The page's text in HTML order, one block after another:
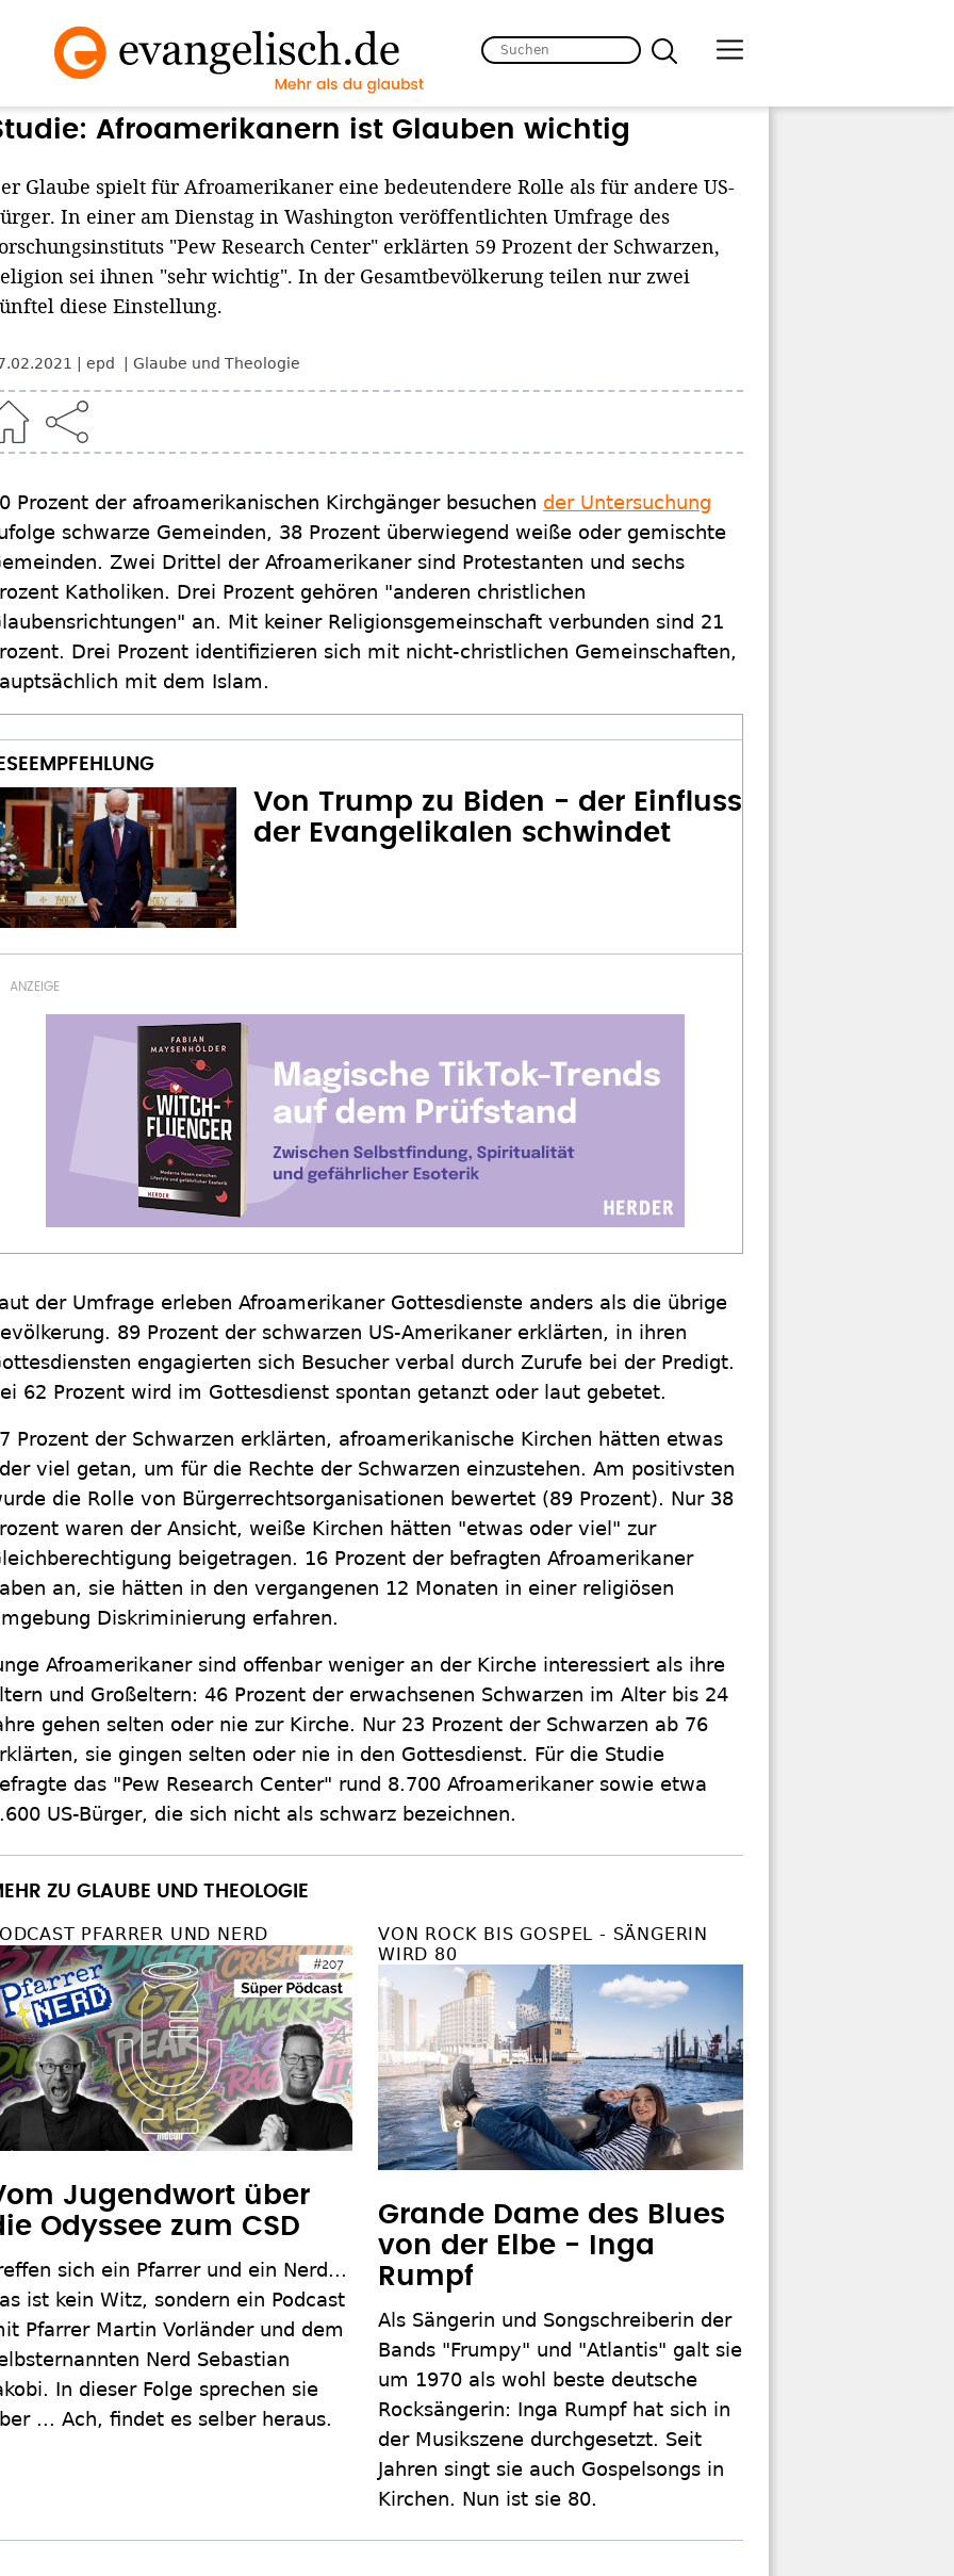
Afroamerikanern ist Glauben wichtig
Glaube spielt für Afroamerikaner eine bedeutendere Rolle als für andere US-
In einer am Dienstag in Washington veröffentlichten Umfrage des
"Pew Research Center" erklärten 59 Prozent der Schwarzen,
sei ihnen "sehr wichtig". In der Gesamtbevölkerung teilen nur zwei
diese Einstellung.
epd Glaube und Theologie
Prozent der afroamerikanischen Kirchgänger besuchen der Untersuchung
schwarze Gemeinden, 38 Prozent überwiegend weiße oder gemischte
Zwei Drittel der Afroamerikaner sind Protestanten und sechs
Katholiken. Drei Prozent gehören "anderen christlichen
an. Mit keiner Religionsgemeinschaft verbunden sind 21
Drei Prozent identifizieren sich mit nicht-christlichen Gemeinschaften,
mit dem Islam.
Von Trump zu Biden - der Einfluss
der Evangelikalen schwindet
der Umfrage erleben Afroamerikaner Gottesdienste anders als die übrige
89 Prozent der schwarzen US-Amerikaner erklärten, in ihren
engagierten sich Besucher verbal durch Zurufe bei der Predigt.
62 Prozent wird im Gottesdienst spontan getanzt oder laut gebetet.
Prozent der Schwarzen erklärten, afroamerikanische Kirchen hätten etwas
viel getan, um für die Rechte der Schwarzen einzustehen. Am positivsten
die Rolle von Bürgerrechtsorganisationen bewertet (89 Prozent). Nur 38
waren der Ansicht, weiße Kirchen hätten "etwas oder viel" zur
beigetragen. 16 Prozent der befragten Afroamerikaner
an, sie hätten in den vergangenen 12 Monaten in einer religiösen
Diskriminierung erfahren.
Afroamerikaner sind offenbar weniger an der Kirche interessiert als ihre
und Großeltern: 46 Prozent der erwachsenen Schwarzen im Alter bis 24
gehen selten oder nie zur Kirche. Nur 23 Prozent der Schwarzen ab 76
sie gingen selten oder nie in den Gottesdienst. Für die Studie
das "Pew Research Center" rund 8.700 Afroamerikaner sowie etwa
US-Bürger, die sich nicht als schwarz bezeichnen.
ZU GLAUBE UND THEOLOGIE
PFARRER UND NERD
Jugendwort über
Odyssee zum CSD
sich ein Pfarrer und ein Nerd...
ist kein Witz, sondern ein Podcast
Pfarrer Martin Vorländer und dem
Nerd Sebastian
In dieser Folge sprechen sie
... Ach, findet es selber heraus.
VON ROCK BIS GOSPEL - SÄNGERIN
WIRD 80
Grande Dame des Blues
von der Elbe - Inga
Rumpf
Als Sängerin und Songschreiberin der
Bands "Frumpy" und "Atlantis" galt sie
um 1970 als wohl beste deutsche
Rocksängerin: Inga Rumpf hat sich in
der Musikszene durchgesetzt. Seit
Jahren singt sie auch Gospelsongs in
Kirchen. Nun ist sie 80.